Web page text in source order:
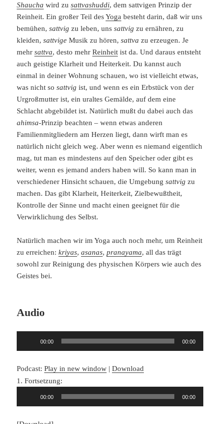
Shaucha wird zusattvashuddi, dem sattvigen Prinzip der
Reinheit. Ein großer Teil desYoga besteht darin, daß wir uns
bemühen,sattvig zu leben, unssattvig zu ernähren, zu
kleiden,sattvige Musik zu hören,sattva zu erzeugen. Je
mehrsattva, desto mehrReinheit ist da. Und daraus entsteht
auch geistige Klarheit und Heiterkeit. Du kannst auch
einmal in deiner Wohnung schauen, wo ist vielleicht etwas,
was nicht sosattvig ist, und wenn es ein Erbstück von der
Urgroßmutter ist, ein uraltes Gemälde, auf dem eine
Schlacht abgebildet ist. Natürlich mußt du dabei auch das
ahimsa-Prinzip beachten – wenn etwas anderen
Familienmitgliedern am Herzen liegt, dann wirft man es
natürlich nicht gleich weg. Aber wenn es niemand eigentlich
mag, tut man es mindestens auf den Speicher oder gibt es
weiter, wenn es jemand anders haben will. So kann man in
verschiedener Hinsicht schauen, die Umgebungsattvig zu
machen. Das gibt Klarheit, Heiterkeit, Zielbewußtheit,
Kontrolle der Sinne und macht einen geeignet für die
Verwirklichung des Selbst.
Natürlich machen wir im Yoga auch noch mehr, um Reinheit
zu erreichen:kriyas,asanas,pranayama, all das trägt
sowohl zur Reinigung des physischen Körpers wie auch des
Geistes bei.
Audio
00:00 00:00
Podcast:Play in new window |Download
1. Fortsetzung:
00:00 00:00